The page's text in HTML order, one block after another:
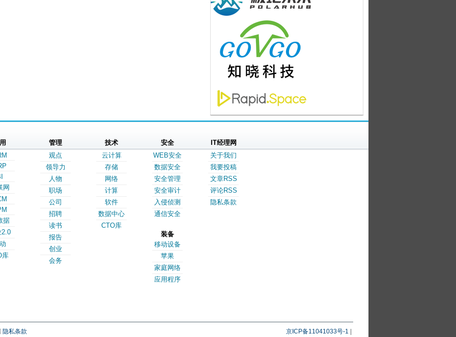
网
据
2.0
库
管理
观点
领导力
人物
职场
公司
招聘
读书
报告
创业
会务
技术
云计算
存储
网络
计算
软件
数据中心
CTO库
安全
WEB安全
数据安全
安全管理
安全审计
入侵侦测
通信安全
装备
移动设备
苹果
家庭网络
应用程序
IT经理网
关于我们
我要投稿
文章RSS
评论RSS
隐私条款
隐私条款 京ICP备11041033号-1